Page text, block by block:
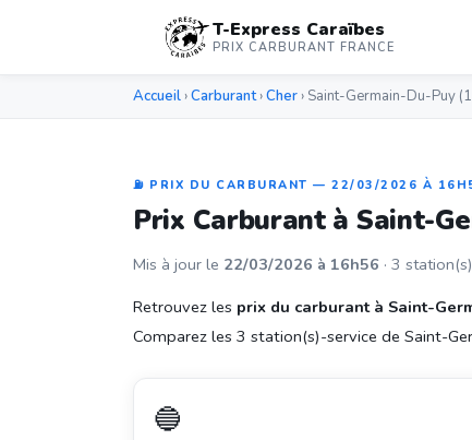
T-Express Caraïbes
PRIX CARBURANT FRANCE
Accueil ›Carburant›Cher › Saint-Germain-Du-Puy
⛽ PRIX DU CARBURANT — 22/03/2026 À
Prix Carburant à Saint-
Mis à jour le 22/03/2026 à 16h56 · 3
Retrouvez les prix du carburant à Saint-
Comparez les 3 station(s)-service de Saint-
🔵